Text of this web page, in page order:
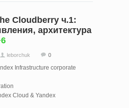
Cloudberry ч.1:
архитектура
leborchuk 0
Infrastructure corporate
Cloud & Yandex